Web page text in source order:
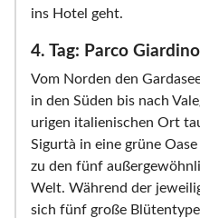
ins Hotel geht.
4. Tag: Parco
Vom Norden den
in den Süden bis nach
urigen italienischen Ort
Sigurtà in eine grüne
zu den fünf
Welt. Während der
sich fünf große